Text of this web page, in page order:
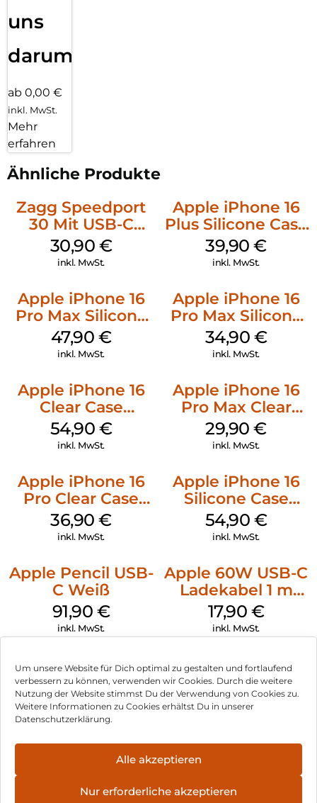
Um unsere Website für Dich optimal zu gestalten und fortlaufend
verbessern zu können, verwenden wir Cookies. Durch die weitere
Nutzung der Website stimmst Du der Verwendung von Cookies zu.
Weitere Informationen zu Cookies erhältst Du in unserer
Datenschutzerklärung.
Alle akzeptieren
Nur erforderliche akzeptieren
uns
darum!
ab 0,00 €
inkl. MwSt.
Mehr
erfahren
Ähnliche Produkte
Zagg Speedport
30 Mit USB-C
Kabel Weiß
30,90 €
inkl. MwSt.
Apple iPhone 16
Plus Silicone Case
MagSafe Plum
39,90€
inkl. MwSt.
Apple iPhone 16
Pro Max Silicone
Case MagSafe
Black
47,90 €
inkl. MwSt.
Apple iPhone 16
Pro Max Silicone
Case MagSafe
Denim
34,90 €
inkl. MwSt.
Apple iPhone 16
Clear Case
MagSafe
Transparent
54,90 €
inkl. MwSt.
Apple iPhone 16
Pro Max Clear
Case MagSafe
Transparent
29,90€
inkl. MwSt.
Apple iPhone 16
Pro Clear Case
MagSafe
Transparent
36,90€
inkl. MwSt.
Apple iPhone 16
Silicone Case
MagSafe Black
54,90 €
inkl. MwSt.
Apple Pencil USB-
C Weiß
91,90 €
inkl. MwSt.
Apple 60W USB-C
Ladekabel 1 m
Weiß
17,90 €
inkl. MwSt.
Impressum